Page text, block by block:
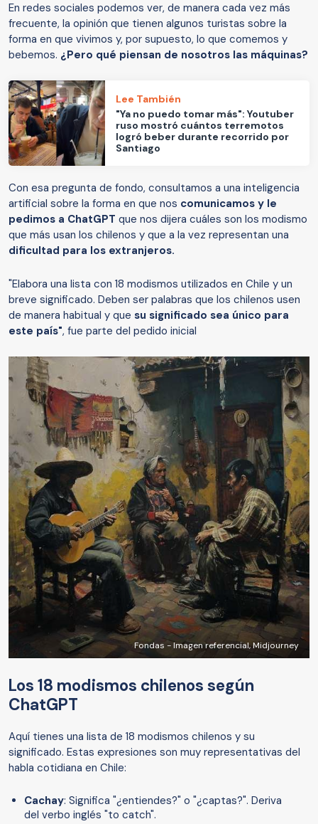
En redes sociales podemos ver, de manera cada vez más
frecuente, la opinión que tienen algunos turistas sobre la
forma en que vivimos y, por supuesto, lo que comemos y
bebemos. ¿Pero qué piensan de nosotros las máquinas?
Lee También
"Ya no puedo tomar más": Youtuber
ruso mostró cuántos terremotos
logró beber durante recorrido por
Santiago
Con esa pregunta de fondo, consultamos a una inteligencia
artificial sobre la forma en que nos comunicamos y le
pedimos a ChatGPT que nos dijera cuáles son los modismo
que más usan los chilenos y que a la vez representan una
dificultad para los extranjeros.
"Elabora una lista con 18 modismos utilizados en Chile y un
breve significado. Deben ser palabras que los chilenos usen
de manera habitual y que su significado sea único para
este país", fue parte del pedido inicial
Fondas - Imagen referencial, Midjourney
Los 18 modismos chilenos según
ChatGPT
Aquí tienes una lista de 18 modismos chilenos y su
significado. Estas expresiones son muy representativas del
habla cotidiana en Chile:
Cachay: Significa "¿entiendes?" o "¿captas?". Deriva
del verbo inglés "to catch".